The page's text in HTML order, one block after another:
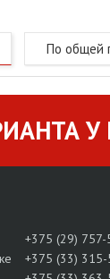
По общей
У
+375 (29) 757-
+375 (33)